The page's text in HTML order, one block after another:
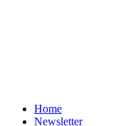
Home
Newsletter